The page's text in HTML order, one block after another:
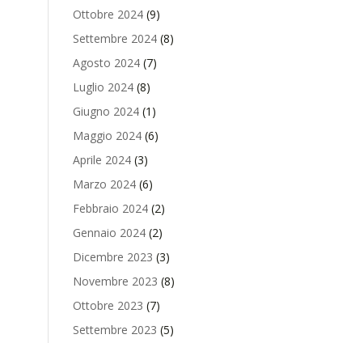
Ottobre 2024(9)
Settembre 2024(8)
Agosto 2024(7)
Luglio 2024(8)
Giugno 2024(1)
Maggio 2024(6)
Aprile 2024(3)
Marzo 2024(6)
Febbraio 2024(2)
Gennaio 2024(2)
Dicembre 2023 (3)
Novembre 2023 (8)
Ottobre 2023 (7)
Settembre 2023 (5)